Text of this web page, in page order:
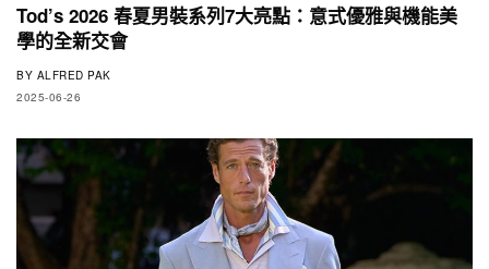
Tod’s 2026 春夏男裝系列7大亮點：意式優雅與機能美
學的全新交會
BY ALFRED PAK
2025-06-26